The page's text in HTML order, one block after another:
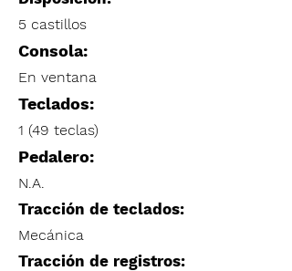
5 castillos
Consola:
En ventana
Teclados:
1 (49 teclas)
Pedalero:
N.A.
Tracción de teclados:
Mecánica
Tracción de registros: